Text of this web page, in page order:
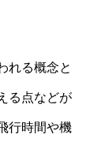
れる概念と
る点などが
行時間や機